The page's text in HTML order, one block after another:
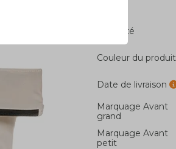
Quantité
Couleur du produit
Date de livraison
Marquage Avant
grand
Marquage Avant
petit